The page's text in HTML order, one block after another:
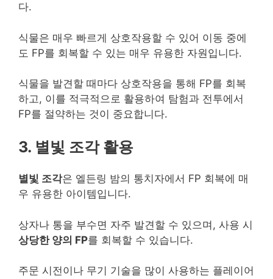
다.
식물은 매우 빠르게 상호작용할 수 있어 이동 중에
도 FP를 회복할 수 있는 매우 유용한 자원입니다.
식물을 발견할 때마다 상호작용을 통해 FP를 회복
하고, 이를 적극적으로 활용하여 탐험과 전투에서
FP를 절약하는 것이 중요합니다.
3. 별빛 조각 활용
별빛 조각은 엘든링 밤의 통치자에서 FP 회복에 매
우 유용한 아이템입니다.
상자나 통을 부수면 자주 발견할 수 있으며, 사용 시
상당한 양의 FP를 회복할 수 있습니다.
주문 시전이나 무기 기술을 많이 사용하는 플레이어